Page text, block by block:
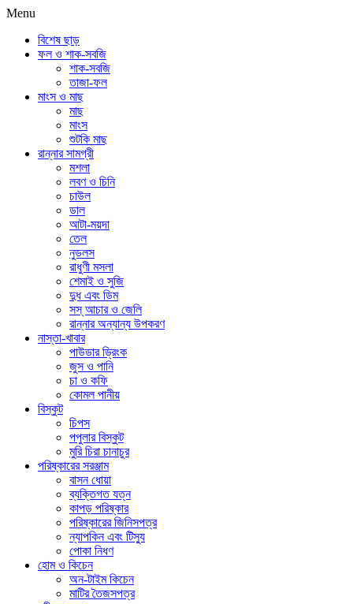
Menu
বিশেষ ছাড়
ফল ও শাক-সবজি
শাক-সবজি
তাজা-ফল
মাংস ও মাছ
মাছ
মাংস
শুটকি মাছ
রান্নার সামগ্রী
মশলা
লবণ ও চিনি
চাউল
ডাল
আটা-ময়দা
তেল
নুডলস
রাধুণী মসলা
শেমাই ও সুজি
দুধ এবং ডিম
সস্ আচার ও জেলি
রান্নার অন্যান্য উপকরণ
নাস্তা-খাবার
পাউডার ড্রিংক
জুস ও পানি
চা ও কফি
কোমল পানীয়
বিস্কুট
চিপস
পপুলার বিস্কুট
মুরি চিরা চানাচুর
পরিষ্কারের সরঞ্জাম
বাসন ধোয়া
ব্যক্তিগত যত্ন
কাপড় পরিষ্কার
পরিষ্কারের জিনিসপত্র
ন্যাপকিন এবং টিস্যু
পোকা নিধণ
হোম ও কিচেন
অন-টাইম কিচেন
মাটির তৈজসপত্র